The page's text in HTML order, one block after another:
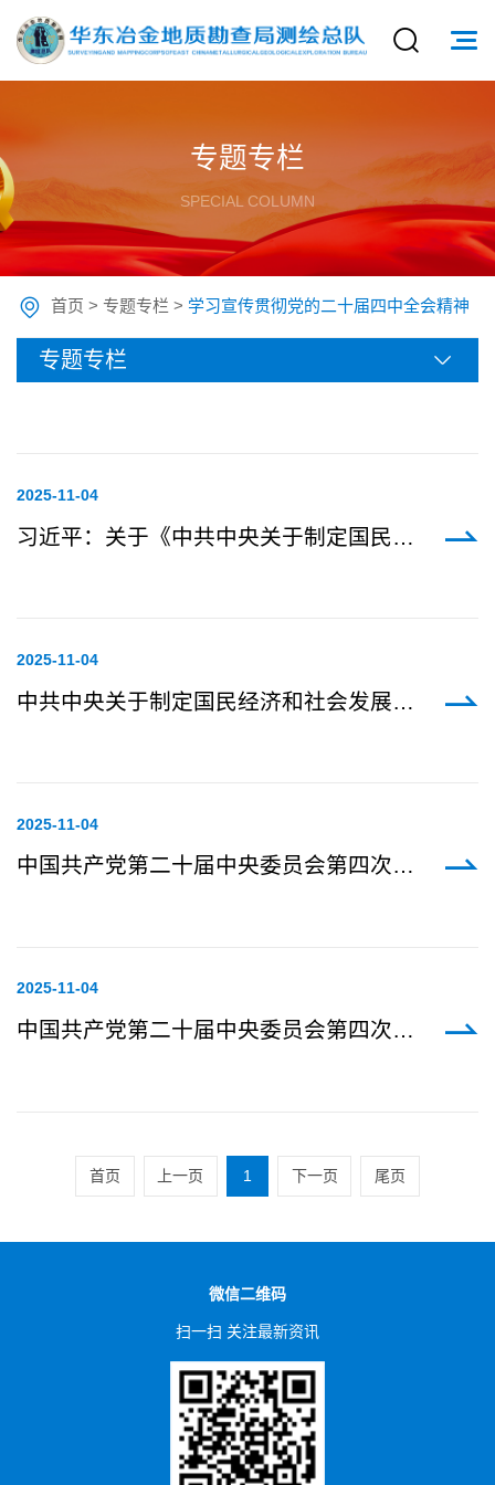
专题专栏
SPECIAL COLUMN
首页 > 专题专栏 > 学习宣传贯彻党的二十届四中全会精神
专题专栏
2025-11-04
习近平：关于《中共中央关于制定国民经济和社会发展第十五个五年规划的建议》的说明
2025-11-04
中共中央关于制定国民经济和社会发展第十五个五年规划的建议
2025-11-04
中国共产党第二十届中央委员会第四次全体会议公报
2025-11-04
中国共产党第二十届中央委员会第四次全体会议在北京开始举行
首页 上一页 1 下一页 尾页
微信二维码
扫一扫 关注最新资讯